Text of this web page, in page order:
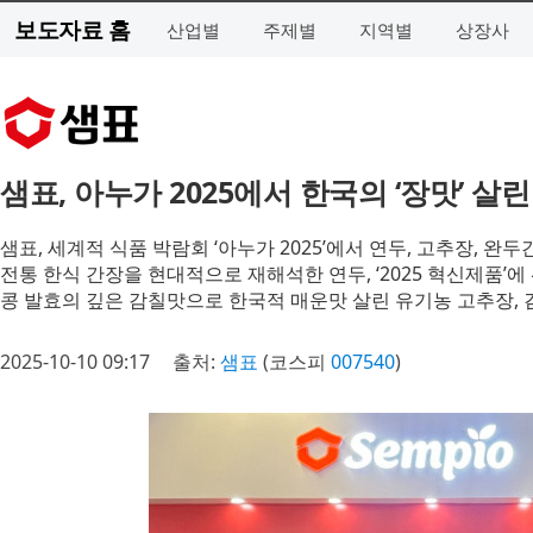
보도자료 홈 산업별 주제별 지역별 상장사
샘표, 아누가 2025에서 한국의 ‘장맛’ 살
샘표, 세계적 식품 박람회 ‘아누가 2025’에서 연두, 고추장, 완
전통 한식 간장을 현대적으로 재해석한 연두, ‘2025 혁신제품’
콩 발효의 깊은 감칠맛으로 한국적 매운맛 살린 유기농 고추장,
2025-10-10 09:17 출처: 샘표 (코스피 007540)